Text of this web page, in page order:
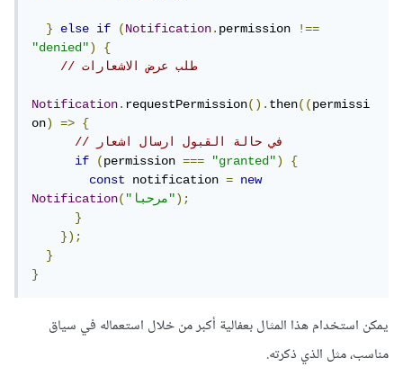
} else if (Notification.permission !==
"denied")
{
// طلب عرض الاشعارات
Notification.requestPermission().then((permissi
on) =>
{
// في حالة القبول ارسال اشعار
if
(permission === "granted")
{
const
notification =
new
Notification( "مرحبا");
}
});
}
}
يمكن استخدام هذا المثال بعفالية أكبر من خلال استعماله في سياق
مناسب، مثل الذي ذكرته.